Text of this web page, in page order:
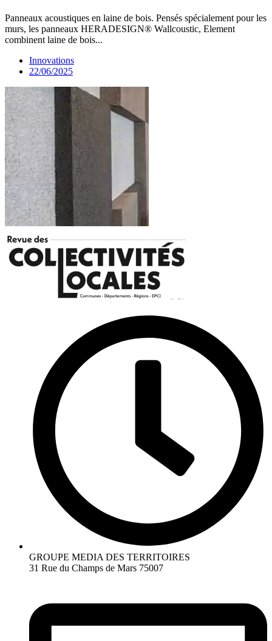
Panneaux acoustiques en laine de bois. Pensés spécialement pour les
murs, les panneaux HERADESIGN® Wallcoustic, Element
combinent laine de bois...
Innovations
22/06/2025
GROUPE MEDIA DES TERRITOIRES
31 Rue du Champs de Mars 75007